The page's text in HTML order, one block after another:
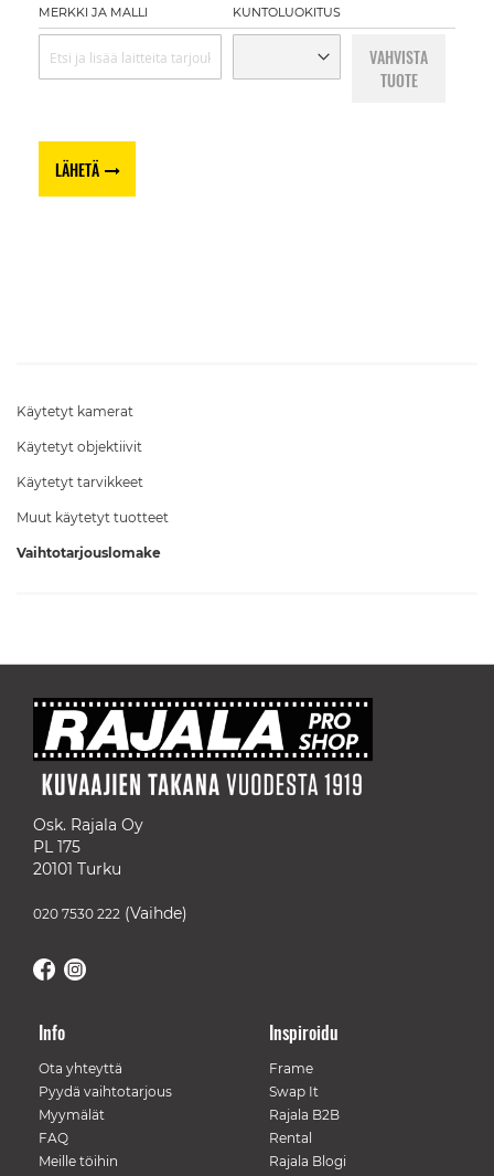
MERKKI JA MALLI KUNTOLUOKITUS
VAHVISTA
TUOTE
LÄHETÄ
Käytetyt kamerat
Käytetyt objektiivit
Käytetyt tarvikkeet
Muut käytetyt tuotteet
Vaihtotarjouslomake
Osk. Rajala Oy
PL 175
20101 Turku
020 7530 222 (Vaihde)
Info
Ota yhteyttä
Pyydä vaihtotarjous
Myymälät
FAQ
Meille töihin
Inspiroidu
Frame
Swap It
Rajala B2B
Rental
Rajala Blogi